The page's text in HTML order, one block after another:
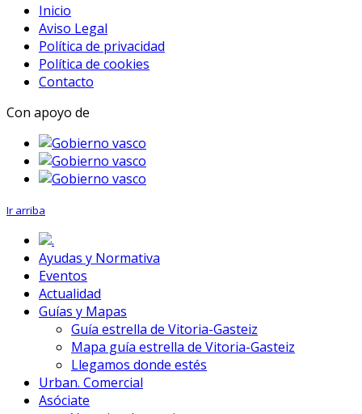
Inicio
Aviso Legal
Política de privacidad
Política de cookies
Contacto
Con apoyo de
Ir arriba
.
Ayudas y Normativa
Eventos
Actualidad
Guías y Mapas
Guía estrella de Vitoria-Gasteiz
Mapa guía estrella de Vitoria-Gasteiz
Llegamos donde estés
Urban. Comercial
Asóciate